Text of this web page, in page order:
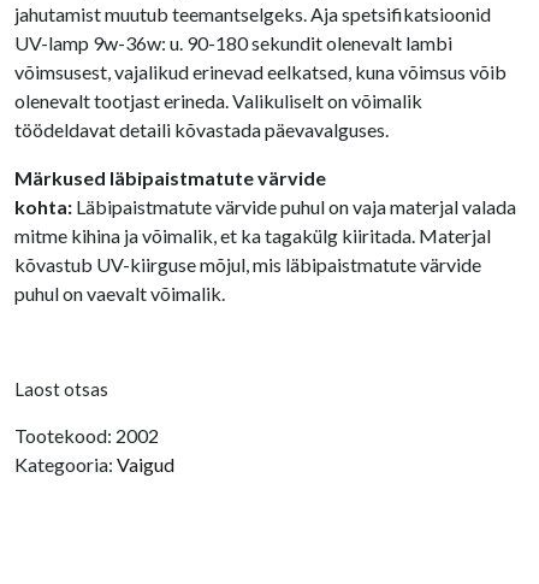
jahutamist muutub teemantselgeks. Aja spetsifikatsioonid
UV-lamp 9w-36w: u. 90-180 sekundit olenevalt lambi
võimsusest, vajalikud erinevad eelkatsed, kuna võimsus võib
olenevalt tootjast erineda. Valikuliselt on võimalik
töödeldavat detaili kõvastada päevavalguses.
Märkused läbipaistmatute värvide
kohta: Läbipaistmatute värvide puhul on vaja materjal valada
mitme kihina ja võimalik, et ka tagakülg kiiritada. Materjal
kõvastub UV-kiirguse mõjul, mis läbipaistmatute värvide
puhul on vaevalt võimalik.
Laost otsas
Tootekood: 2002
Kategooria: Vaigud